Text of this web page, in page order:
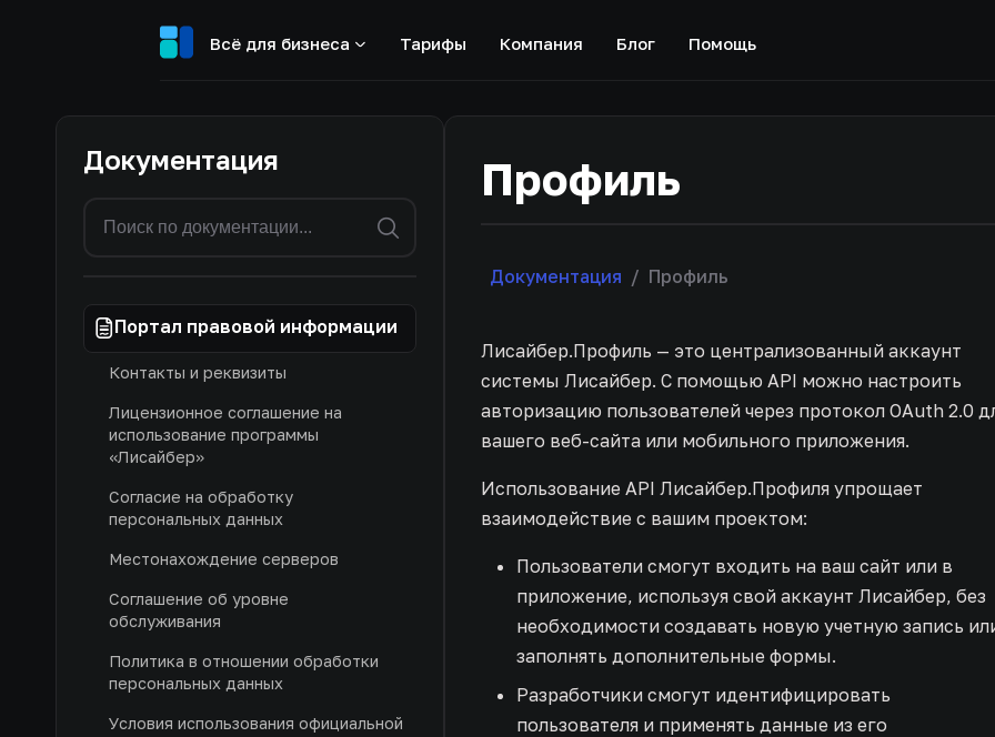
Всё для бизнеса Тарифы Компания Блог Помощь
Документация
Портал правовой информации
Контакты и реквизиты
Лицензионное соглашение на
использование программы
«Лисайбер»
Согласие на обработку
персональных данных
Местонахождение серверов
Соглашение об уровне
обслуживания
Политика в отношении обработки
персональных данных
Условия использования официальной
Профиль
Документация / Профиль
Лисайбер.Профиль — это централизованный аккаунт
системы Лисайбер. С помощью API можно настроить
авторизацию пользователей через протокол OAuth 2.0
вашего веб-сайта или мобильного приложения.
Использование API Лисайбер.Профиля упрощает
взаимодействие с вашим проектом:
Пользователи смогут входить на ваш сайт или в
приложение, используя свой аккаунт Лисайбер, без
необходимости создавать новую учетную запись
заполнять дополнительные формы.
Разработчики смогут идентифицировать
пользователя и применять данные из его